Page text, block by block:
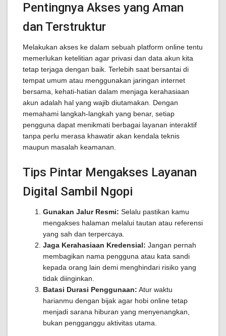
Pentingnya Akses yang Aman
dan Terstruktur
Melakukan akses ke dalam sebuah platform online tentu
memerlukan ketelitian agar privasi dan data akun kita
tetap terjaga dengan baik. Terlebih saat bersantai di
tempat umum atau menggunakan jaringan internet
bersama, kehati-hatian dalam menjaga kerahasiaan
akun adalah hal yang wajib diutamakan. Dengan
memahami langkah-langkah yang benar, setiap
pengguna dapat menikmati berbagai layanan interaktif
tanpa perlu merasa khawatir akan kendala teknis
maupun masalah keamanan.
Tips Pintar Mengakses Layanan
Digital Sambil Ngopi
Gunakan Jalur Resmi: Selalu pastikan kamu
mengakses halaman melalui tautan atau referensi
yang sah dan terpercaya.
Jaga Kerahasiaan Kredensial: Jangan pernah
membagikan nama pengguna atau kata sandi
kepada orang lain demi menghindari risiko yang
tidak diinginkan.
Batasi Durasi Penggunaan: Atur waktu
harianmu dengan bijak agar hobi online tetap
menjadi sarana hiburan yang menyenangkan,
bukan pengganggu aktivitas utama.